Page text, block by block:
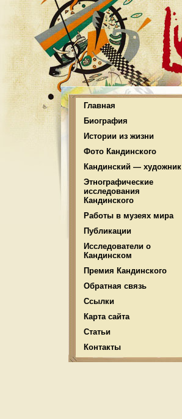
Главная
Биография
Истории из жизни
Фото Кандинского
Кандинский — художник
Этнографические
исследования
Кандинского
Работы в музеях мира
Публикации
Исследователи о
Кандинском
Премия Кандинского
Обратная связь
Ссылки
Карта сайта
Статьи
Контакты